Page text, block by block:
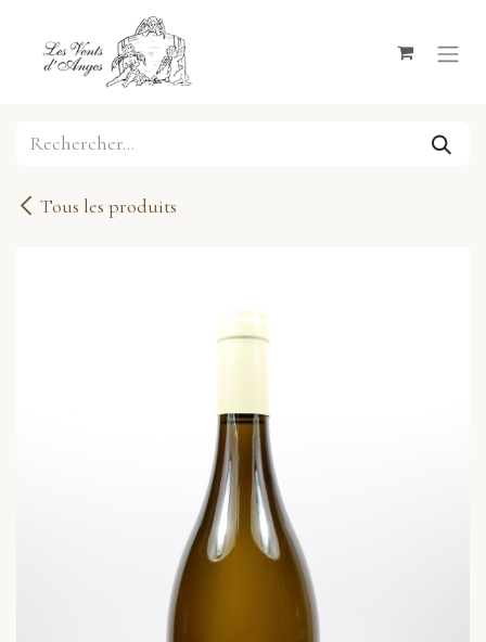
Se rendre au contenu
Tous les produits